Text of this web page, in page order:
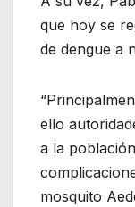
que hoy se
de dengue a
ello
a la
mosquito